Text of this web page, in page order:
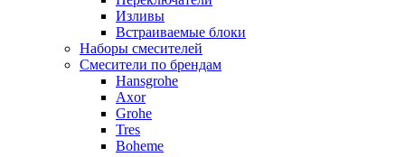
Изливы
Встраиваемые блоки
Наборы смесителей
Смесители по брендам
Hansgrohe
Axor
Grohe
Tres
Boheme